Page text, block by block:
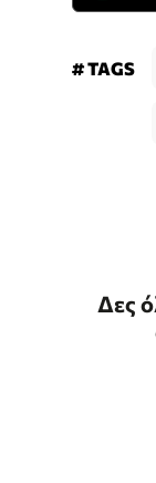
# TAGS
Δες